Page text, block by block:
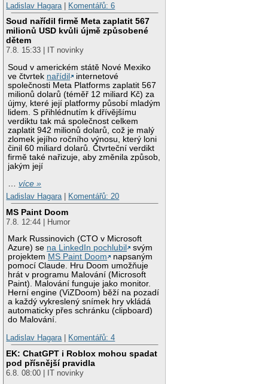
Ladislav Hagara | Komentářů: 6
Soud nařídil firmě Meta zaplatit 567
milionů USD kvůli újmě způsobené
dětem
7.8. 15:33 | IT novinky
Soud v americkém státě Nové Mexiko
ve čtvrtek nařídil
internetové
společnosti Meta Platforms zaplatit 567
milionů dolarů (téměř 12 miliard Kč) za
újmy, které její platformy působí mladým
lidem. S přihlédnutím k dřívějšímu
verdiktu tak má společnost celkem
zaplatit 942 milionů dolarů, což je malý
zlomek jejího ročního výnosu, který loni
činil 60 miliard dolarů. Čtvrteční verdikt
firmě také nařizuje, aby změnila způsob,
jakým její
…více »
Ladislav Hagara| Komentářů: 20
MS Paint Doom
7.8. 12:44 | Humor
Mark Russinovich (CTO v Microsoft
Azure) se na LinkedIn pochlubil
svým
projektem MS Paint Doom
napsaným
pomocí Claude. Hru Doom umožňuje
hrát v programu Malování (Microsoft
Paint). Malování funguje jako monitor.
Herní engine (ViZDoom) běží na pozadí
a každý vykreslený snímek hry vkládá
automaticky přes schránku (clipboard)
do Malování.
Ladislav Hagara| Komentářů: 4
EK: ChatGPT i Roblox mohou spadat
pod přísnější pravidla
6.8. 08:00 | IT novinky